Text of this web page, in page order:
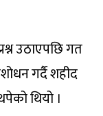
उठाएपछि गत
गर्दै शहीद
थियो ।